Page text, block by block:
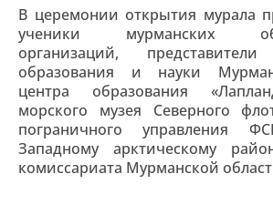
В церемонии открытия мурала
ученики мурманских
организаций, представители
образования и науки
центра образования
морского музея Северного
пограничного управления
Западному арктическому
комиссариата Мурманской